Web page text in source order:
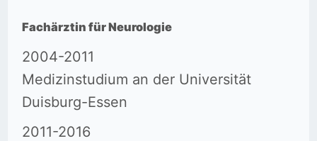
Fachärztin für Neurologie
2004-2011
Medizinstudium an der Universität
Duisburg-Essen
2011-2016